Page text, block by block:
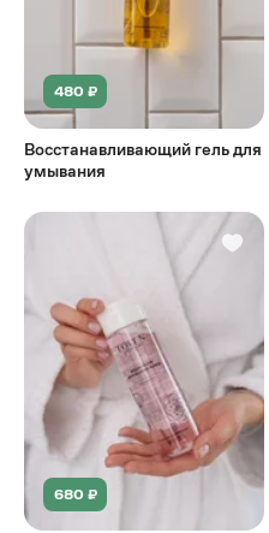
480 ₽
Восстанавливающий гель для
умывания
680 ₽